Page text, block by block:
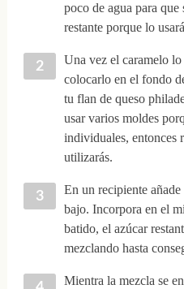
poco de agua para
restante porque lo
Una vez el caramelo
colocarlo en el fondo
tu flan de queso
usar varios moldes
individuales, entonces
utilizarás.
En un recipiente
bajo. Incorpora en el
batido, el azúcar
mezclando hasta
Mientra la mezcla se